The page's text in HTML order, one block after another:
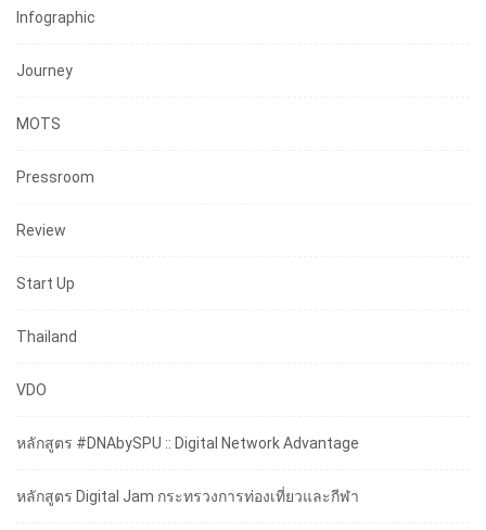
Infographic
Journey
MOTS
Pressroom
Review
Start Up
Thailand
VDO
หลักสูตร #DNAbySPU :: Digital Network Advantage
หลักสูตร Digital Jam กระทรวงการท่องเที่ยวและกีฬา